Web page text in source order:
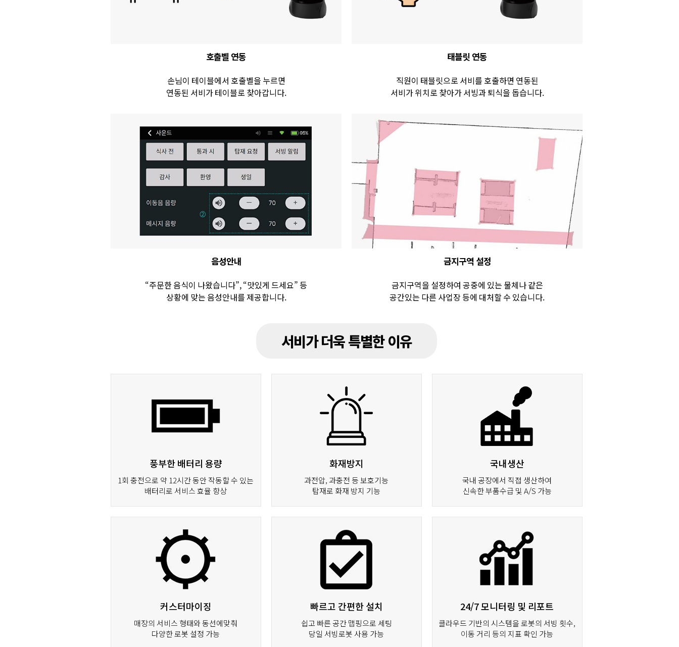
호출벨 연동
손님이 테이블에서 호출벨을 누르면
연동된 서비가 테이블로 찾아갑니다.
태블릿 연동
직원이 태블릿으로 서비를 호출하면 연동된
서비가 위치로 찾아가 서빙과 퇴식을 돕습니다.
음성안내
“주문한 음식이 나왔습니다”, “맛있게 드세요” 등
상황에 맞는 음성안내를 제공합니다.
금지구역 설정
금지구역을 설정하여 공중에 있는 물체나 같은
공간있는 다른 사업장 등에 대처할 수 있습니다.
서비가 더욱 특별한 이유
풍부한 배터리 용량
1회 충전으로 약 12시간 동안 작동할 수 있는
배터리로 서비스 효율 향상
화재방지
과전압, 과충전 등 보호기능
탑재로 화재 방지 기능
국내생산
국내 공장에서 직접 생산하여
신속한 부품수급 및 A/S 가능
커스터마이징
매장의 서비스 형태와 동선에맞춰
다양한 로봇 설정 가능
빠르고 간편한 설치
쉽고 빠른 공간 맵핑으로 세팅
당일 서빙로봇 사용 가능
24/7 모니터링 및 리포트
클라우드 기반의 시스템을 로봇의 서빙 횟수,
이동 거리 등의 지표 확인 가능